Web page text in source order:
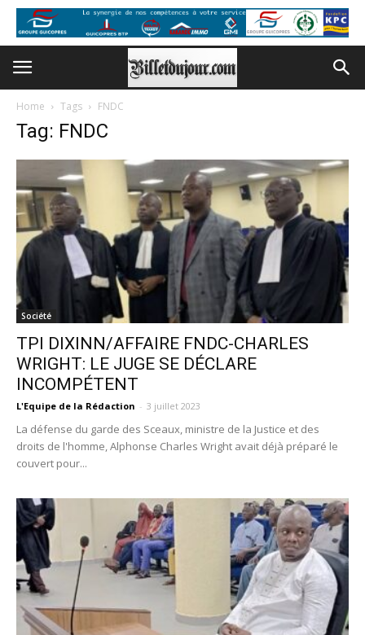
Home Tags FNDC
Tag: FNDC
Société
TPI DIXINN/AFFAIRE FNDC-CHARLES
WRIGHT: LE JUGE SE DÉCLARE
INCOMPÉTENT
L'Equipe de la Rédaction - 3 juillet 2023
La défense du garde des Sceaux, ministre de la Justice et des
droits de l'homme, Alphonse Charles Wright avait déjà préparé le
couvert pour...